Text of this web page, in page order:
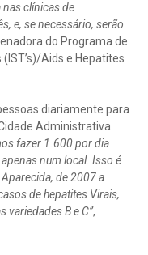
nas clínicas de
e, se necessário, serão
do Programa de
Aids e Hepatites
diariamente para
Administrativa.
fazer 1.600 por dia
num local. Isso é
de 2007 a
de hepatites Virais,
B e C”,